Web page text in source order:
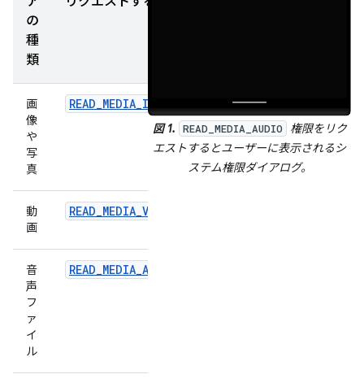
図 1. READ_MEDIA_AUDIO
権限をリク
エストするとユーザーに表示されるシ
ステム権限ダイアログ。
の
種
類
画
像
や
写
真
READ_MEDIA_IMAGES
動
画
READ_MEDIA_VIDEO
音
声
フ
ァ
イ
ル
READ_MEDIA_AUDIO